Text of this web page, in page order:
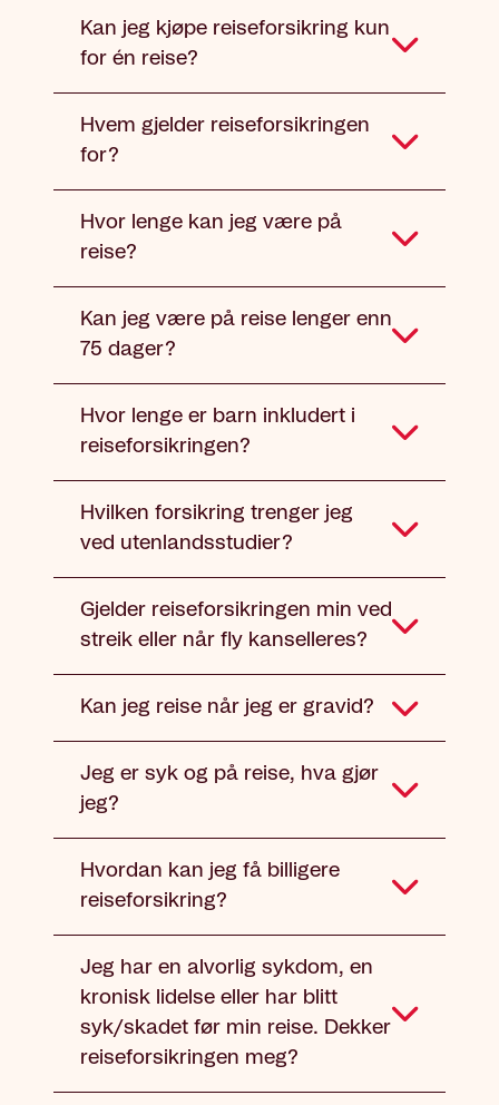
Kan jeg kjøpe reiseforsikring kun
for én reise?
Hvem gjelder reiseforsikringen
for?
Hvor lenge kan jeg være på
reise?
Kan jeg være på reise lenger enn
75 dager?
Hvor lenge er barn inkludert i
reiseforsikringen?
Hvilken forsikring trenger jeg
ved utenlandsstudier?
Gjelder reiseforsikringen min ved
streik eller når fly kanselleres?
Kan jeg reise når jeg er gravid?
Jeg er syk og på reise, hva gjør
jeg?
Hvordan kan jeg få billigere
reiseforsikring?
Jeg har en alvorlig sykdom, en
kronisk lidelse eller har blitt
syk/skadet før min reise. Dekker
reiseforsikringen meg?